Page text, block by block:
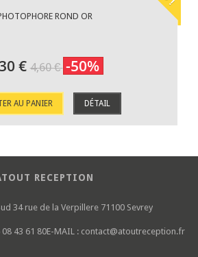
ROND OR
€4,60 € -50%
AU PANIER DÉTAIL
RECEPTION
34 rue de la Verpillere 71100 Sevrey
43 61 80E-MAIL : contact@atoutreception.fr